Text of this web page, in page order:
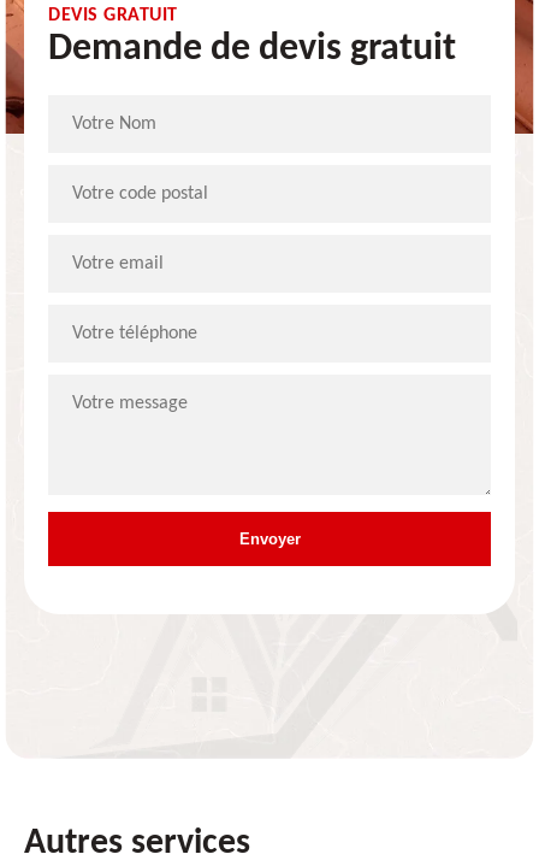
DEVIS GRATUIT
Demande de devis gratuit
Autres services